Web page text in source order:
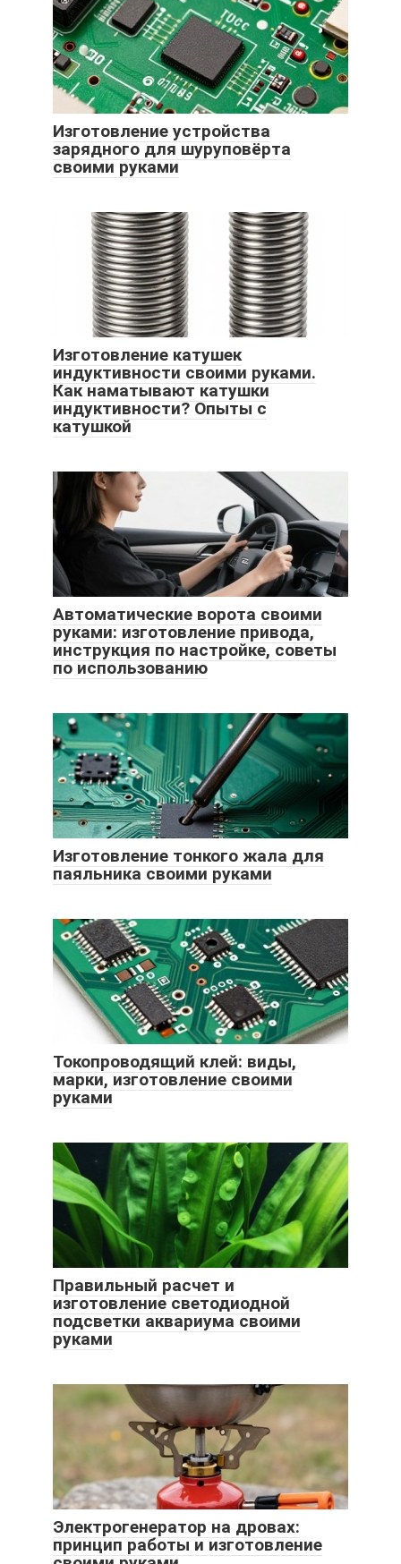
Изготовление устройства
зарядного для шуруповёрта
своими руками
Изготовление катушек
индуктивности своими руками.
Как наматывают катушки
индуктивности? Опыты с
катушкой
Автоматические ворота своими
руками: изготовление привода,
инструкция по настройке, советы
по использованию
Изготовление тонкого жала для
паяльника своими руками
Токопроводящий клей: виды,
марки, изготовление своими
руками
Правильный расчет и
изготовление светодиодной
подсветки аквариума своими
руками
Электрогенератор на дровах:
принцип работы и изготовление